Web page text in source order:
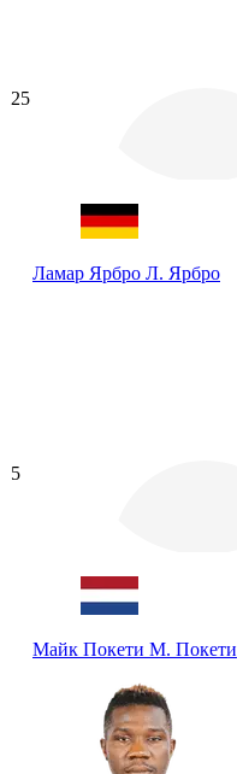
25
Ламар Ярбро Л. Ярбро
5
Майк Покети М. Покети